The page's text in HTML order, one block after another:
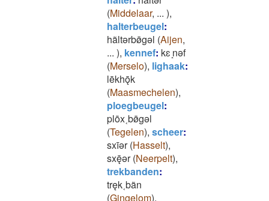
(Middelaar, ... ),
halterbeugel:
hãltǝrbø̄gǝl (Aijen,
... ), kennef: kɛ ̝nǝf
(Merselo), lighaak:
lēkhǭk
(Maasmechelen),
ploegbeugel:
plōx˱bø̄gǝl
(Tegelen), scheer:
sxīǝr(Hasselt),
sxę̄ǝr(Neerpelt),
trekbanden:
tręk˱bãn
(Gingelom),